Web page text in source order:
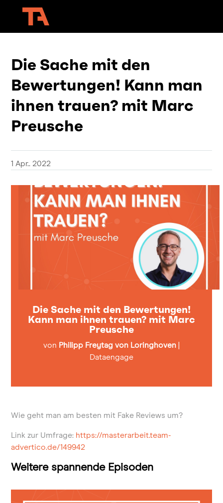
Die Sache mit den
Bewertungen! Kann man
ihnen trauen? mit Marc
Preusche
1 Apr.. 2022
Die Sache mit den Bewertungen!
Kann man ihnen trauen? mit Marc
Preusche
von Philipp Freytag von Loringhoven
Dataengage
Wie geht man am besten mit Fake Reviews um?
Link zur Umfrage: https://masterarbeit.team-
advertico.de/149942
Weitere spannende Episoden